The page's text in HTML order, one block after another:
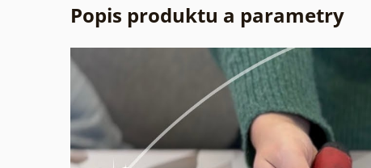
Popis produktu a parametry